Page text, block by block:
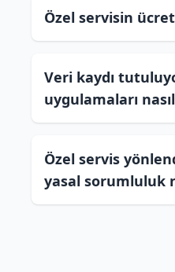
Özel servisin
Veri kaydı
uygulamaları
Özel servis
yasal sorumluluk